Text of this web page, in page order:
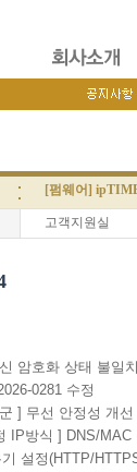
[펌웨어]
고객지원실
암호화 상태 불일
0281 수정
] 무선 안정성 개선
IP방식 ] DNS/
설정(HTTP/